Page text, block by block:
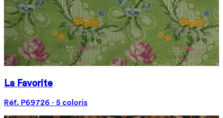
La Favorite
Réf. P69726 · 5 coloris